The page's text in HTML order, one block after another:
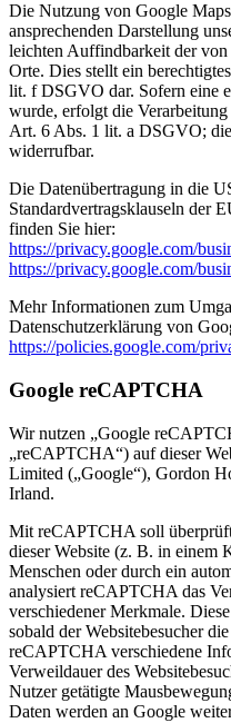
Die Nutzung von Google
ansprechenden Darstellung
leichten Auffindbarkeit der von
Orte. Dies stellt ein
lit. f DSGVO dar. Sofern eine
wurde, erfolgt die
Art. 6 Abs. 1 lit. a DSGVO;
widerrufbar.
Die Datenübertragung in die
Standardvertragsklauseln der
finden Sie hier:
https://privacy.google.com/
https://privacy.google.com/
Mehr Informationen zum
Datenschutzerklärung von
https://policies.google.com/
Google reCAPTCHA
Wir nutzen „Google
„reCAPTCHA“) auf dieser
Limited („Google“), Gordon
Irland.
Mit reCAPTCHA soll
dieser Website (z. B. in einem
Menschen oder durch ein
analysiert reCAPTCHA das
verschiedener Merkmale.
sobald der Websitebesucher
reCAPTCHA verschiedene
Verweildauer des
Nutzer getätigte
Daten werden an Google